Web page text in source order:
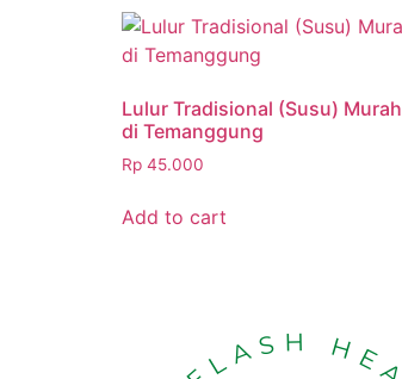
Lulur Tradisional (Susu) Murah
di Temanggung
Rp 45.000
Add to cart